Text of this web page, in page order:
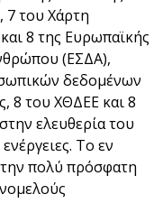
7 του Χάρτη
8 της Ευρωπαϊκής
(ΕΣΔΑ),
δεδομένων
8 του ΧΘΔΕΕ και 8
ελευθερία του
Το εν
πολύ πρόσφατη